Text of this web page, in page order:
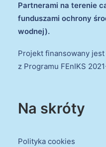
Partnerami na terenie
funduszami ochrony
wodnej).
Projekt finansowany
z Programu FEnIKS
Na skróty
Polityka cookies